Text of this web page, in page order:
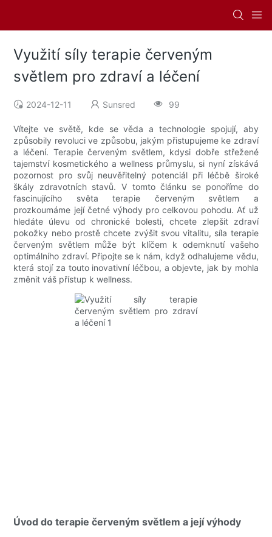
Využití síly terapie červeným
světlem pro zdraví a léčení
2024-12-11 Sunsred 99
Vítejte ve světě, kde se věda a technologie spojují, aby
způsobily revoluci ve způsobu, jakým přistupujeme ke zdraví
a léčení. Terapie červeným světlem, kdysi dobře střežené
tajemství kosmetického a wellness průmyslu, si nyní získává
pozornost pro svůj neuvěřitelný potenciál při léčbě široké
škály zdravotních stavů. V tomto článku se ponoříme do
fascinujícího světa terapie červeným světlem a
prozkoumáme její četné výhody pro celkovou pohodu. Ať už
hledáte úlevu od chronické bolesti, chcete zlepšit zdraví
pokožky nebo prostě chcete zvýšit svou vitalitu, síla terapie
červeným světlem může být klíčem k odemknutí vašeho
optimálního zdraví. Připojte se k nám, když odhalujeme vědu,
která stojí za touto inovativní léčbou, a objevte, jak by mohla
změnit váš přístup k wellness.
Úvod do terapie červeným světlem a její výhody